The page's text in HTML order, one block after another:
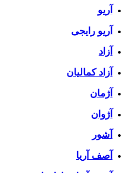
آریو
آریو رایجی
آزاد
آزاد کمالیان
آژمان
آژوان
آشور
آصف آریا